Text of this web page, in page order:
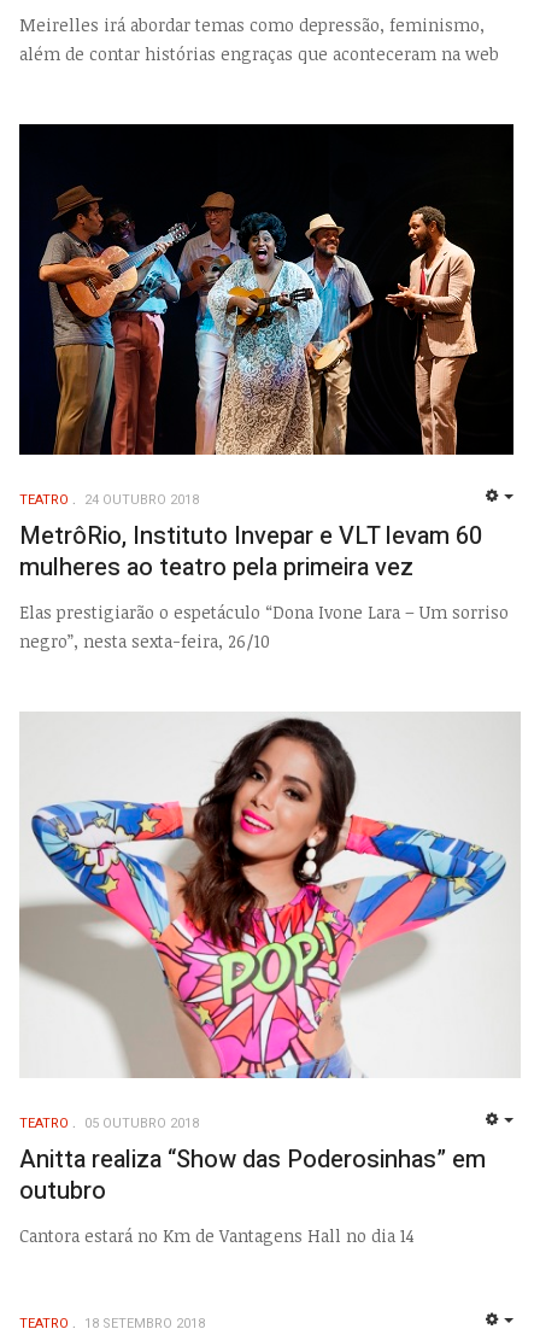
Meirelles irá abordar temas como depressão, feminismo,
além de contar histórias engraças que aconteceram na web
TEATRO 24 OUTUBRO 2018
MetrôRio, Instituto Invepar e VLT levam 60
mulheres ao teatro pela primeira vez
Elas prestigiarão o espetáculo “Dona Ivone Lara – Um sorriso
negro”, nesta sexta-feira, 26/10
TEATRO 05 OUTUBRO 2018
Anitta realiza “Show das Poderosinhas” em
outubro
Cantora estará no Km de Vantagens Hall no dia 14
TEATRO 18 SETEMBRO 2018